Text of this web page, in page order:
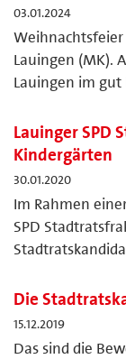
03.01.2024
Lauingen (MK).
Lauingen im gut
Lauinger
Kindergärten
30.01.2020
Im Rahmen
SPD
Die
15.12.2019
Das sind die